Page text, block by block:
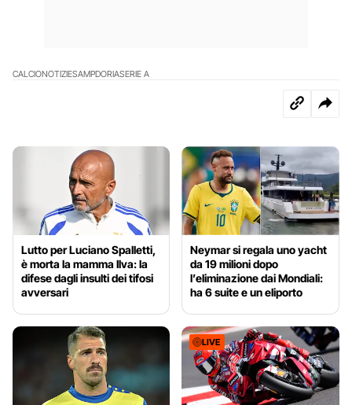
CALCIONOTIZIESAMPDORIASERIE A
Lutto per Luciano Spalletti,
è morta la mamma Ilva: la
difese dagli insulti dei tifosi
avversari
Neymar si regala uno yacht
da 19 milioni dopo
l’eliminazione dai Mondiali:
ha 6 suite e un eliporto
LIVE